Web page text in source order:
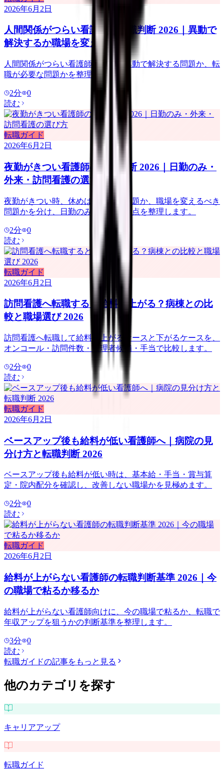
2026年6月2日
人間関係がつらい看護師の転職判断 2026｜異動で
解決するか職場を変えるか
人間関係がつらい看護師向けに、異動で解決する問題か、転
職が必要な問題かを整理します。
2分
0
読む
転職ガイド
2026年6月2日
夜勤がきつい看護師の転職判断 2026｜日勤のみ・
外来・訪問看護の選び方
夜勤がきつい時、休めば回復する問題か、職場を変えるべき
問題かを分け、日勤のみ求人の注意点を整理します。
2分
0
読む
転職ガイド
2026年6月2日
訪問看護へ転職すると給料は上がる？病棟との比
較と職場選び 2026
訪問看護へ転職して給料が上がるケースと下がるケースを、
オンコール・訪問件数・管理者候補・手当で比較します。
2分
0
読む
転職ガイド
2026年6月2日
ベースアップ後も給料が低い看護師へ｜病院の見
分け方と転職判断 2026
ベースアップ後も給料が低い時は、基本給・手当・賞与算
定・院内配分を確認し、改善しない職場かを見極めます。
2分
0
読む
転職ガイド
2026年6月2日
給料が上がらない看護師の転職判断基準 2026｜今
の職場で粘るか移るか
給料が上がらない看護師向けに、今の職場で粘るか、転職で
年収アップを狙うかの判断基準を整理します。
3分
0
読む
転職ガイドの記事をもっと見る
他のカテゴリを探す
キャリアアップ
転職ガイド